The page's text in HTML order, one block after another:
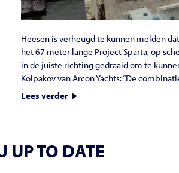
Heesen is verheugd te kunnen melden
het 67 meter lange Project Sparta, op
in de juiste richting gedraaid om te
Kolpakov van Arcon Yachts: “De
Lees verder
UP TO DATE